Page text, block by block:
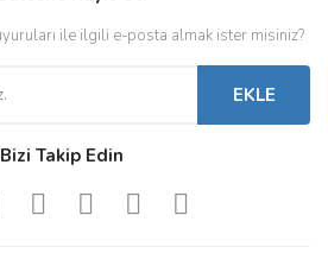
ile ilgili e-posta almak ister misiniz?
EKLE
Bizi Takip Edin